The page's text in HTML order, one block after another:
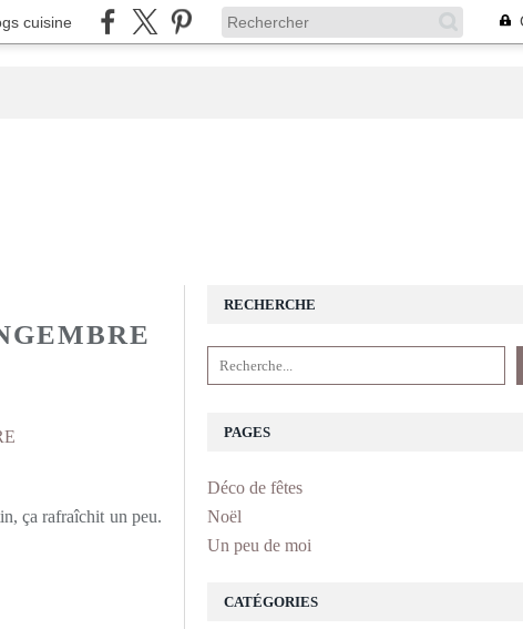
cuisine
ça rafraîchit un peu.
RECHERCHE
PAGES
Déco de fêtes
Noël
Un peu de moi
CATÉGORIES